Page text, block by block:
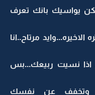
يواسيك بانك تعرف
مرتاح..انا
اذا نسيت ربيعك...بس
وتخفف عن نفسك